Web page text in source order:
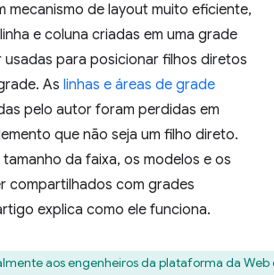
mecanismo de layout muito eficiente,
e coluna criadas em uma grade
usadas para posicionar filhos diretos
As linhas e áreas de grade
pelo autor foram perdidas em
que não seja um filho direto.
tamanho da faixa, os modelos e os
compartilhados com grades
explica como ele funciona.
aos engenheiros da plataforma da Web